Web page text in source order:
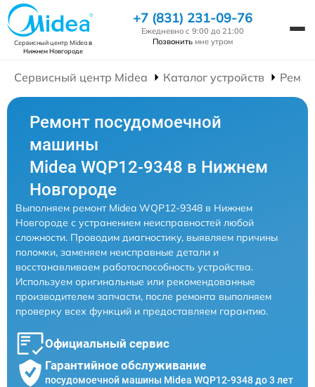
Сервисный центр Mideaв
Нижнем Новгороде
+7 (831) 231-09-76
Ежедневно с 9:00 до 21:00
Позвонить мне утром
Сервисный центр Midea Каталог устройств
Ремонт посудомоечной
машины
Midea WQP12-9348 в Нижнем
Новгороде
Выполняем ремонт Midea WQP12-9348 в Нижнем
Новгороде с устранением неисправностей любой
сложности. Проводим диагностику, выявляем причины
поломки, заменяем неисправные детали и
восстанавливаем работоспособность устройства.
Используем оригинальные или рекомендованные
производителем запчасти, после ремонта выполняем
проверку всех функций и предоставляем гарантию.
Официальный сервис
Гарантийное обслуживание
посудомоечной машины Midea WQP12-9348 до 3 лет